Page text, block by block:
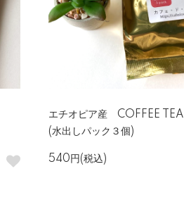
エチオピア産 COFFEE TEA
(水出しパック３個)
540円(税込)